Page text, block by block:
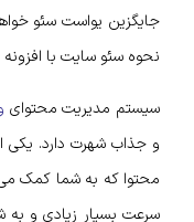
جایگزین یواست سئو
نحوه سئو سایت با افزونه rank math با ما همراه باشید.
سیستم مدیریت محتوای
و جذاب شهرت دارد. یکی
محتوا که به شما کمک می